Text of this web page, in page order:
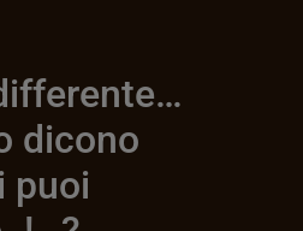
dicono
puoi